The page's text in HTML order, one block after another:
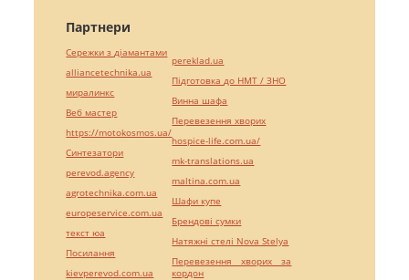
Партнери
Сережки з діамантами
alliancetechnika.ua
миралинкс
Веб мастер
https://motokosmos.ua/
Синтезатори
perevod.agency
agrotechnika.com.ua
europeservice.com.ua
текст юа
Посилання
kievperevod.com.ua
pereklad.ua
Підготовка до НМТ / ЗНО
Винна шафа
Перевезення хворих
hospice-life.com.ua/
mk-translations.ua
maltina.com.ua
Шафи купе
Брендові сумки
Натяжні стелі Nova Stelya
Перевезення хворих за
кордон